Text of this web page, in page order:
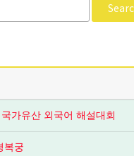
가유산 외국어 해설대회
복궁